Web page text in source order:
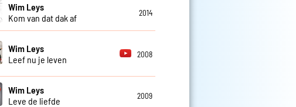
Wim Leys
Kom van dat dak af
2014
Wim Leys
Leef nu je leven
2008
Wim Leys
Leve de liefde
2009